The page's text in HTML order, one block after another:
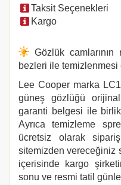
Taksit Seçenekleri
Kargo
Gözlük
bezleri ile
Lee Cooper marka
güneş gözlüğü
garanti belgesi ile
Ayrıca temizleme
ücretsiz olarak
sitemizden vereceğiniz
içerisinde kargo
sonu ve resmi tatil